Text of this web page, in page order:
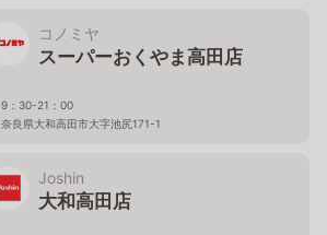
コノミヤ
スーパーおくやま高田店
9：30-21：00
奈良県大和高田市大字池尻171-1
Joshin
大和高田店